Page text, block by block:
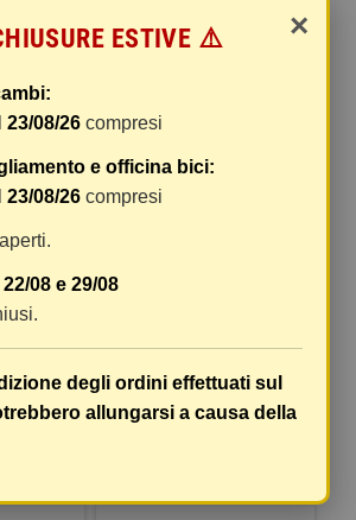
€
CATARIFRANGENTE TARGA -
TYPE 1
-20%
AERO-X EVO 2, PORTATARGA
×
ESTIVE ⚠️
23/08/26 compresi
e officina bici:
23/08/26 compresi
aperti.
08 e 29/08
degli ordini effettuati sul
allungarsi a causa della